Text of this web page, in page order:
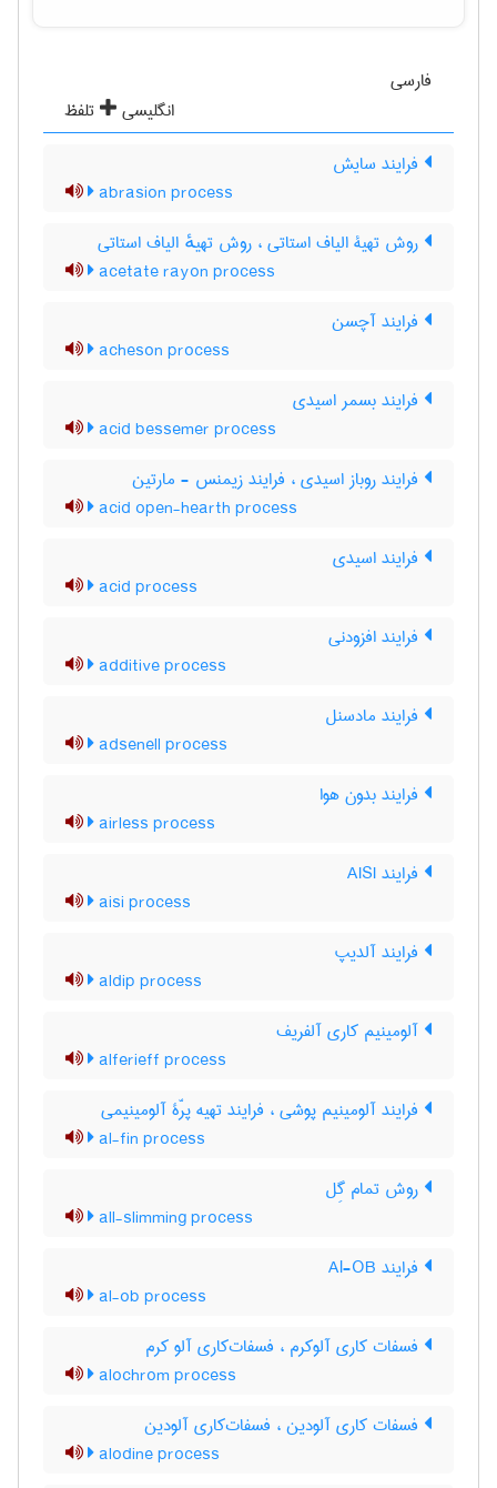
فارسی
انگلیسی
تلفظ
فرایند سایش
abrasion process
روش تهیۀ الیاف استاتی ، روش تهیهٔ الیاف استاتی
acetate rayon process
فرایند آچسن
acheson process
فرایند بسمر اسیدی
acid bessemer process
فرایند روباز اسیدی ، فرایند زیمنس - مارتین
acid open-hearth process
فرایند اسیدی
acid process
فرایند افزودنی
additive process
فرایند مادسنل
adsenell process
فرایند بدون هوا
airless process
فرایند AISI
aisi process
فرایند آلدیپ
aldip process
آلومینیم کاری آلفریف
alferieff process
فرایند آلومینیم پوشی ، فرایند تهیه پرّۀ آلومینیمی
al-fin process
روش تمام گِل
all-slimming process
فرایند Al-OB
al-ob process
فسفات کاری آلوکرم ، فسفات‌کاری آلو کرم
alochrom process
فسفات کاری آلودین ، فسفات‌کاری آلودین
alodine process